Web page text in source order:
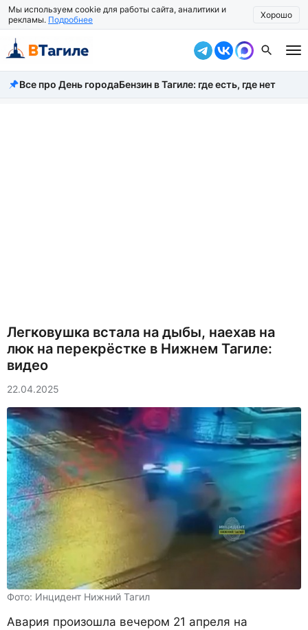
Мы используем cookie для работы сайта, аналитики и
рекламы. Подробнее Хорошо
Все новости
Все про День городаБензин в Тагиле: где есть, где нет
Легковушка встала на дыбы, наехав на
люк на перекрёстке в Нижнем Тагиле:
видео
22.04.2025
Фото: Инцидент Нижний Тагил
Авария произошла вечером 21 апреля на